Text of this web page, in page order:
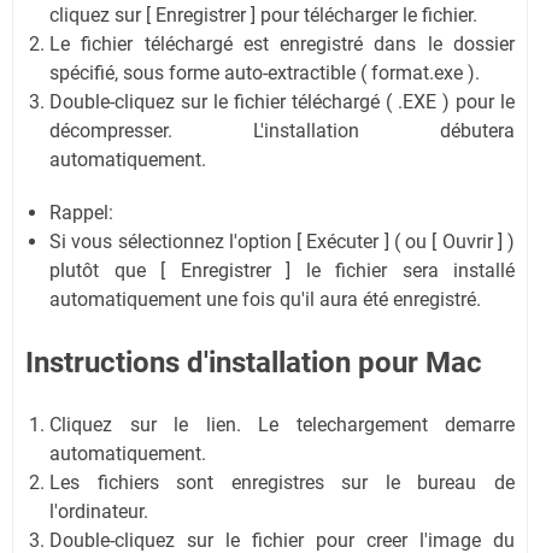
cliquez sur [ Enregistrer ] pour télécharger le fichier.
Le fichier téléchargé est enregistré dans le dossier
spécifié, sous forme auto-extractible ( format.exe ).
Double-cliquez sur le fichier téléchargé ( .EXE ) pour le
décompresser. L'installation débutera
automatiquement.
Rappel:
Si vous sélectionnez l'option [ Exécuter ] ( ou [ Ouvrir ] )
plutôt que [ Enregistrer ] le fichier sera installé
automatiquement une fois qu'il aura été enregistré.
Instructions d'installation pour Mac
Cliquez sur le lien. Le telechargement demarre
automatiquement.
Les fichiers sont enregistres sur le bureau de
l'ordinateur.
Double-cliquez sur le fichier pour creer l'image du